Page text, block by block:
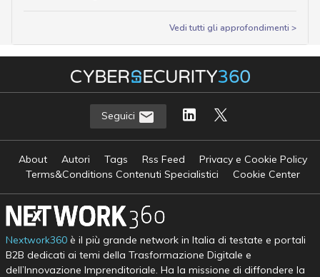
Vedi tutti gli approfondimenti >
Seguici
About Autori Tags Rss Feed
Privacy e Cookie Policy
Terms&Conditions Contenuti Specialistici
Cookie Center
Nextwork360è il più grande network in Italia di testate e portali
B2B dedicati ai temi della Trasformazione Digitale e
dell’Innovazione Imprenditoriale. Ha la missione di diffondere la